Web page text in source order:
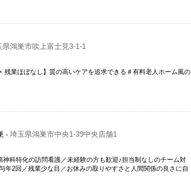
県鴻巣市吹上富士見3-1-1
残業ほぼなし】質の高いケアを追求できる＃有料老人ホーム風の
- 埼玉県鴻巣市中央1-39中央店舗1
神科特化の訪問看護／未経験の方も歓迎♪担当制なしのチーム対
年2回／残業少な目／お休みの取りやすさと人間関係の良さに自